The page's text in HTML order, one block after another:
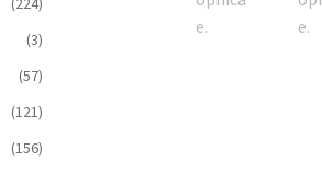
(3)
(57)
(121)
(156)